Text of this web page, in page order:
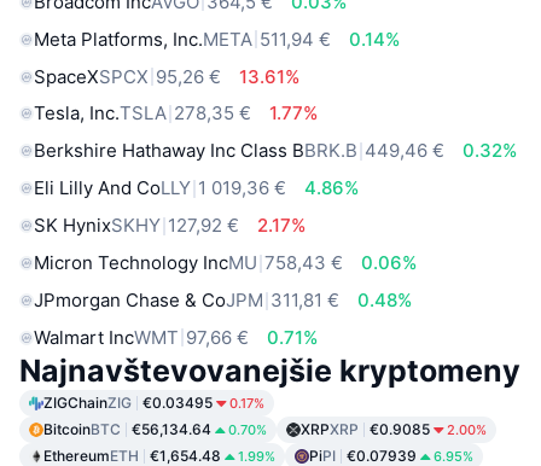
Meta Platforms, Inc.META 511,94 €
0.14%
SpaceXSPCX 95,26 €
13.61%
Tesla, Inc.TSLA 278,35 €
1.77%
Berkshire Hathaway Inc Class BBRK.B 449,46 €
0.32%
Eli Lilly And CoLLY 1 019,36 €
4.86%
SK HynixSKHY 127,92 €
2.17%
Micron Technology IncMU 758,43 €
0.06%
JPmorgan Chase & CoJPM 311,81 €
0.48%
Walmart IncWMT 97,66 € 0.71%
Najnavštevovanejšie kryptomeny
ZIGChainZIG €0.03495 0.17%
BitcoinBTC €56,134.64 0.70% XRPXRP €0.9085 2.00%
EthereumETH €1,654.48 1.99% PiPI €0.07939 6.95%